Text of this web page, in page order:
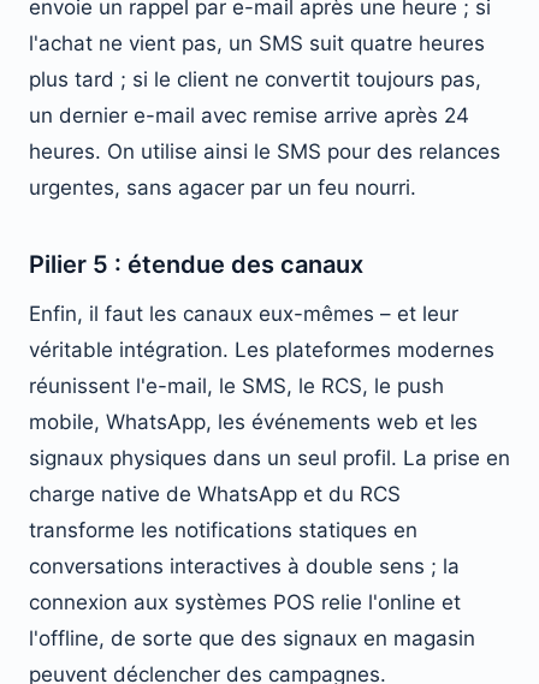
envoie un rappel par e-mail après une heure ; si
l'achat ne vient pas, un SMS suit quatre heures
plus tard ; si le client ne convertit toujours pas,
un dernier e-mail avec remise arrive après 24
heures. On utilise ainsi le SMS pour des relances
urgentes, sans agacer par un feu nourri.
Pilier 5 : étendue des canaux
Enfin, il faut les canaux eux-mêmes – et leur
véritable intégration. Les plateformes modernes
réunissent l'e-mail, le SMS, le RCS, le push
mobile, WhatsApp, les événements web et les
signaux physiques dans un seul profil. La prise en
charge native de WhatsApp et du RCS
transforme les notifications statiques en
conversations interactives à double sens ; la
connexion aux systèmes POS relie l'online et
l'offline, de sorte que des signaux en magasin
peuvent déclencher des campagnes.